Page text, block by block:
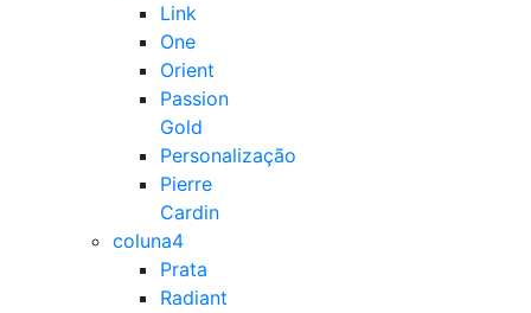
Link
One
Orient
Passion
Gold
Personalização
Pierre
Cardin
coluna4
Prata
Radiant